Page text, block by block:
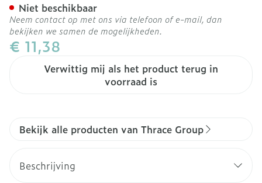
€ 11,38
Verwittig mij als het product terug in
voorraad is
Niet beschikbaar
Neem contact op met ons via telefoon of e-mail, dan
bekijken we samen de mogelijkheden.
Bekijk alle producten van Thrace Group
Beschrijving